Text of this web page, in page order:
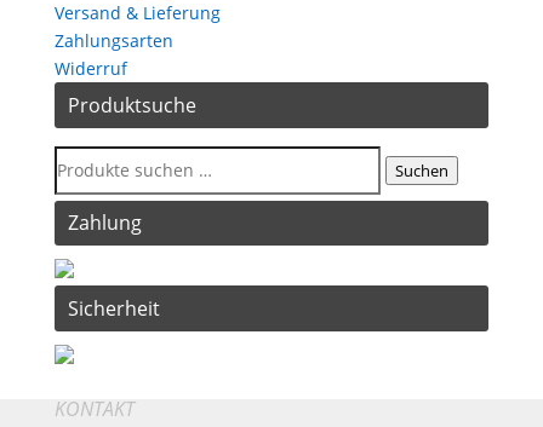
Versand & Lieferung
Zahlungsarten
Widerruf
Produktsuche
Suchen
Zahlung
Sicherheit
KONTAKT